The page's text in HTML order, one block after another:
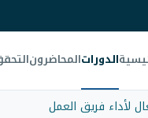
الدوراتالمحاضرون
لأداء فريق العمل